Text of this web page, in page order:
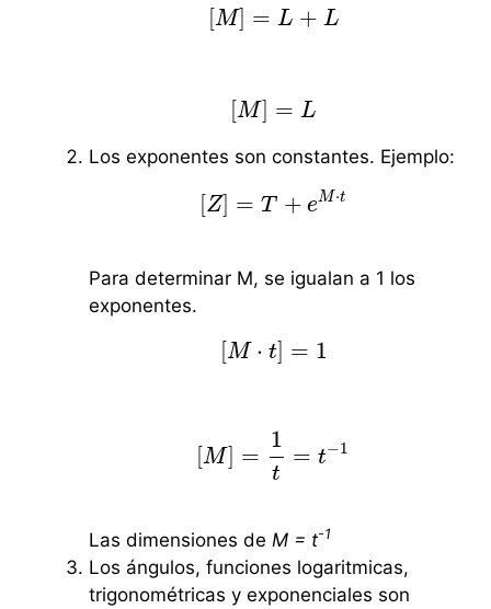
[M] = L + L
[ M]=L+ L
[M] = L
[M ]=L
Los exponentes son constantes. Ejemplo:
[Z] = T + eM ⋅t
Z]= T+ eM⋅t
Para determinar M, se igualan a 1 los
exponentes.
[M ⋅ t] = 1
[ M ⋅t =1
[M] =
1
t
= t−1
M]= 1t=t− 1
Las dimensiones de M = t-1
Los ángulos, funciones logaritmicas,
trigonométricas y exponenciales son